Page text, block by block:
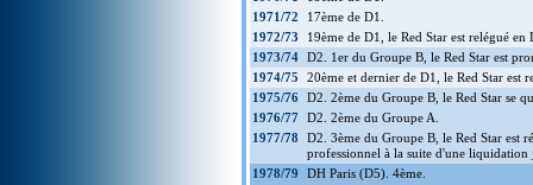
1971/72
17ème de D1.
1972/73
19ème de D1, le Red Star est relégué en
1973/74 D2. 1er du Groupe B, le Red Star est
1974/75
20ème et dernier de D1, le Red Star est
1975/76 D2. 2ème du Groupe B, le Red Star se
1976/77 D2. 2ème du Groupe A.
1977/78
D2. 3ème du Groupe B, le Red Star est
professionnel à la suite d'une liquidation
1978/79
DH Paris (D5). 4ème.